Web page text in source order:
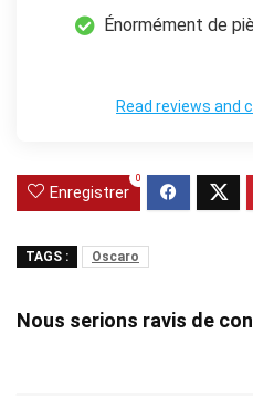
Énormément de
Read reviews and
Enregistrer
0
TAGS : Oscaro
Nous serions ravis de